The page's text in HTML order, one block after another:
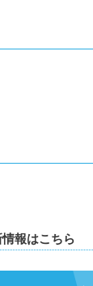
報はこちら